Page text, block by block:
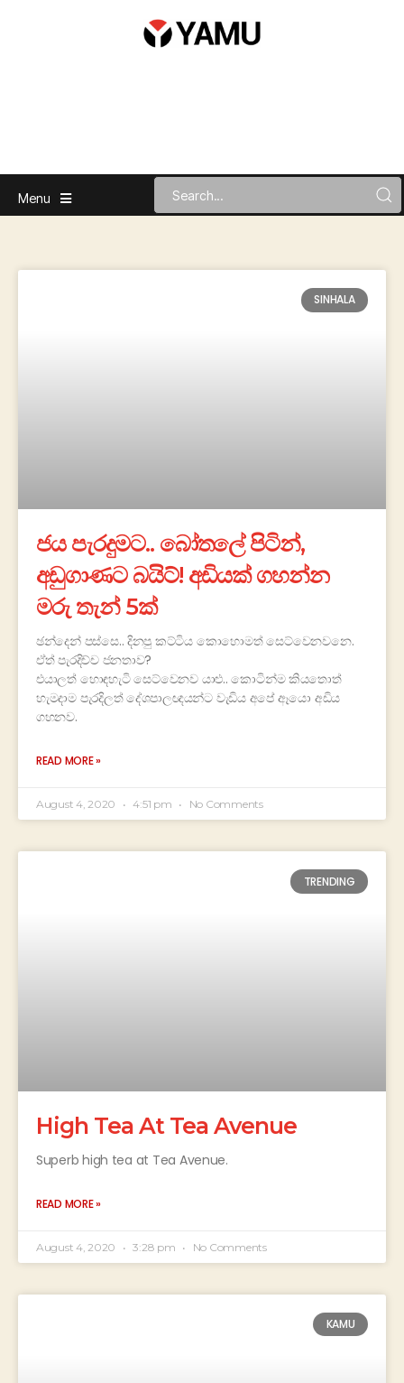
Menu
SINHALA
ජය පැරදුමට.. බෝතලේ පිටින්,
අඩුගාණට බයිට්! අඩියක් ගහන්න
මරු තැන් 5ක්
ඡන්දෙන් පස්සෙ.. දිනපු කට්ටිය කොහොමත් සෙට්වෙනවනෙ.
ඒත් පැරදිච්ච ජනතාව?
එයාලත් හොඳහැටි සෙට්වෙනව යාළු.. කොටින්ම කියතොත්
හැමදාම පැරදිලත් දේශපාලඥයන්ට වැඩිය අපේ ඈයො අඩිය
ගහනව.
READ MORE »
August 4, 2020 4:51 pm No Comments
TRENDING
High Tea At Tea Avenue
Superb high tea at Tea Avenue.
READ MORE »
August 4, 2020 3:28 pm No Comments
KAMU